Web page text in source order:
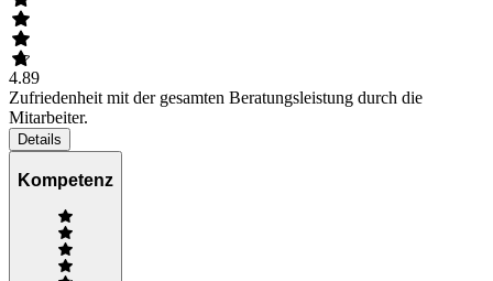
4.89
Zufriedenheit mit der gesamten Beratungsleistung durch die
Mitarbeiter.
Details
Kompetenz